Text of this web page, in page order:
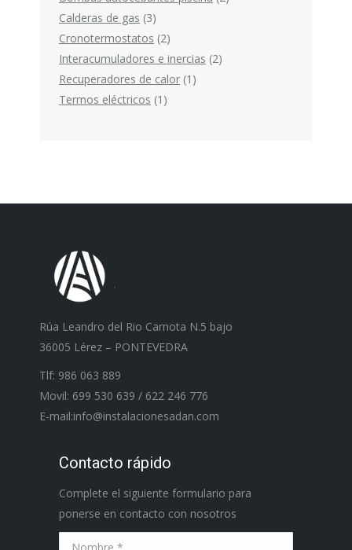
Calderas de gas 33
productos
Cronotermostatos 22
productos
Interacumuladores e inercias 22
Recuperadores de calor 1 1
Termos eléctricos 1 1
Rúa Leandro del Rio Carnota N.5 bajo
36005 Lérez – PONTEVEDRA
Tlf: 986 063 889
Movil: 699 530 639 / 622 246 776
E-mail:info@instalacionesadan.com
Contacto rápido
Complete el siguiente formulario para
ponerse en contacto con nosotros
Nombre *